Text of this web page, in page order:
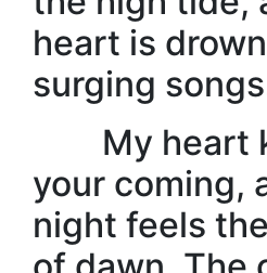
heart is
surging
My heart
your coming,
night feels